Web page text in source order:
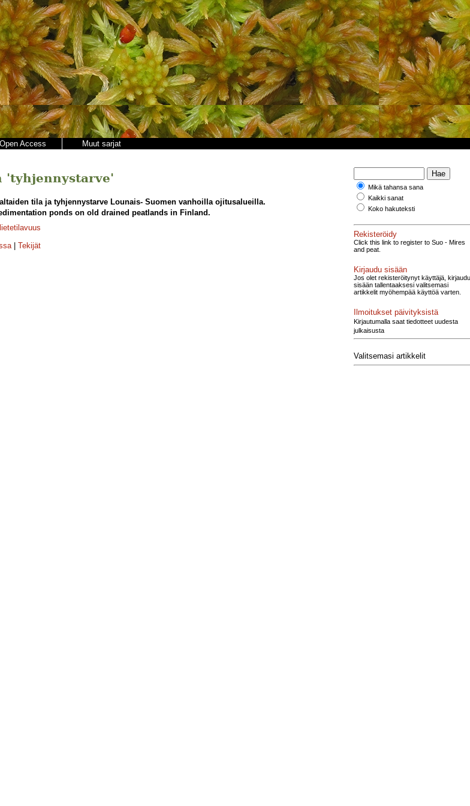
Open Access Muut sarjat
'tyhjennystarve'
tila ja tyhjennystarve Lounais- Suomen vanhoilla ojitusalueilla.
ponds on old drained peatlands in Finland.
lietetilavuus
| Tekijät
Mikä tahansa sana
Kaikki sanat
Koko hakuteksti
Rekisteröidy
Click this link to register to Suo - Mires
and peat.
Kirjaudu sisään
Jos olet rekisteröitynyt käyttäjä, kirjaudu
sisään tallentaaksesi valitsemasi
artikkelit myöhempää käyttöä varten.
Ilmoitukset päivityksistä
Kirjautumalla saat tiedotteet uudesta
julkaisusta
Valitsemasi artikkelit